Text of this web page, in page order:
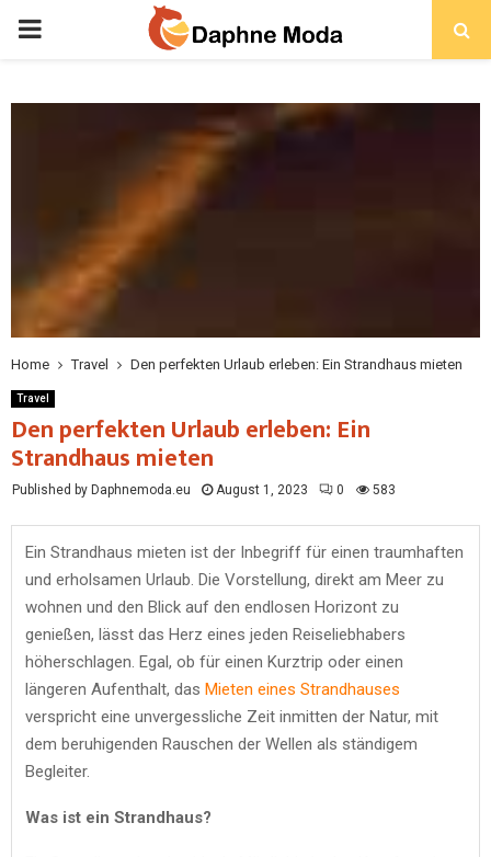
PRIMARY
Home Travel Den perfekten Urlaub erleben: Ein Strandhaus mieten
Travel
Den perfekten Urlaub erleben: Ein
Strandhaus mieten
Published by Daphnemoda.eu August 1, 2023 0 583
Ein Strandhaus mieten ist der Inbegriff für einen traumhaften
und erholsamen Urlaub. Die Vorstellung, direkt am Meer zu
wohnen und den Blick auf den endlosen Horizont zu
genießen, lässt das Herz eines jeden Reiseliebhabers
höherschlagen. Egal, ob für einen Kurztrip oder einen
längeren Aufenthalt, das Mieten eines Strandhauses
verspricht eine unvergessliche Zeit inmitten der Natur, mit
dem beruhigenden Rauschen der Wellen als ständigem
Begleiter.
Was ist ein Strandhaus?